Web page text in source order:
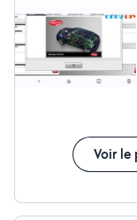
Voir le